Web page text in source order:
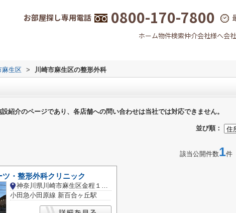
お部屋探し専用電話 0800-170-7800
ホーム物件検索仲介会社様へ会
麻生区 > 川崎市麻生区の整形外科
紹介のページであり、各店舗への問い合わせは当社では対応できません。
並び順：
該当公開件数1件
ツ・整形外科クリニック
神奈川県川崎市麻生区金程１丁目
小田急小田原線 新百合ヶ丘駅